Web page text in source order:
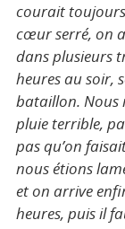
courait
cœur serré, on
dans plusieurs
heures au soir,
bataillon. Nous
pluie terrible,
pas qu’on
nous étions
et on arrive
heures, puis il